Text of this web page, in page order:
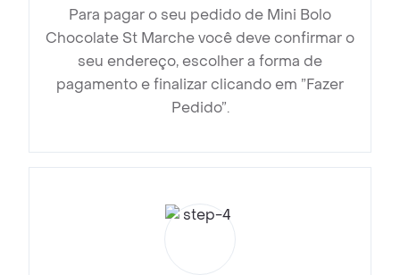
Para pagar o seu pedido de Mini Bolo
Chocolate St Marche você deve confirmar o
seu endereço, escolher a forma de
pagamento e finalizar clicando em ”Fazer
Pedido”.